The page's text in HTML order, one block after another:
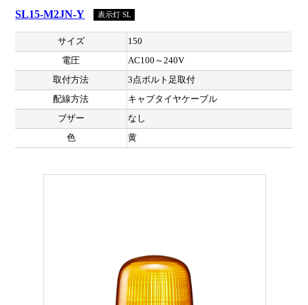
SL15-M2JN-Y 表示灯 SL
サイズ
150
電圧
AC100～240V
取付方法
3点ボルト足取付
配線方法
キャブタイヤケーブル
ブザー
なし
色
黄